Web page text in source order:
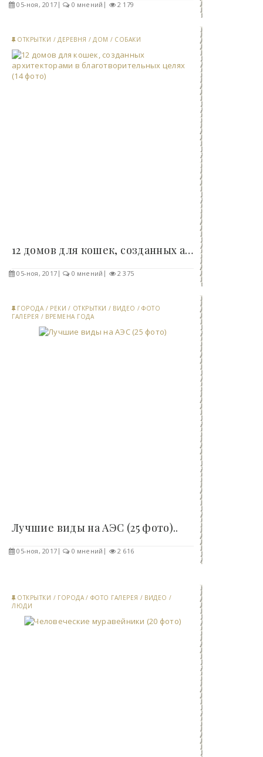
05-ноя, 2017 0 мнений 2 179
ОТКРЫТКИ / ДЕРЕВНЯ / ДОМ / СОБАКИ
12 домов для кошек, созданных архитекторами в..
05-ноя, 2017 0 мнений 2 375
ГОРОДА / РЕКИ / ОТКРЫТКИ / ВИДЕО /ФОТО
ГАЛЕРЕЯ / ВРЕМЕНА ГОДА
Лучшие виды на АЭС (25 фото)..
05-ноя, 2017 0 мнений 2 616
ОТКРЫТКИ / ГОРОДА / ФОТО ГАЛЕРЕЯ / ВИДЕО /
ЛЮДИ